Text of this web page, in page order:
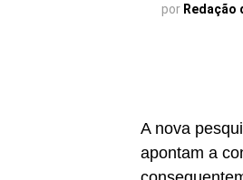
alunos e
Os
os
recolocando
por Redação
A nova
apontam a